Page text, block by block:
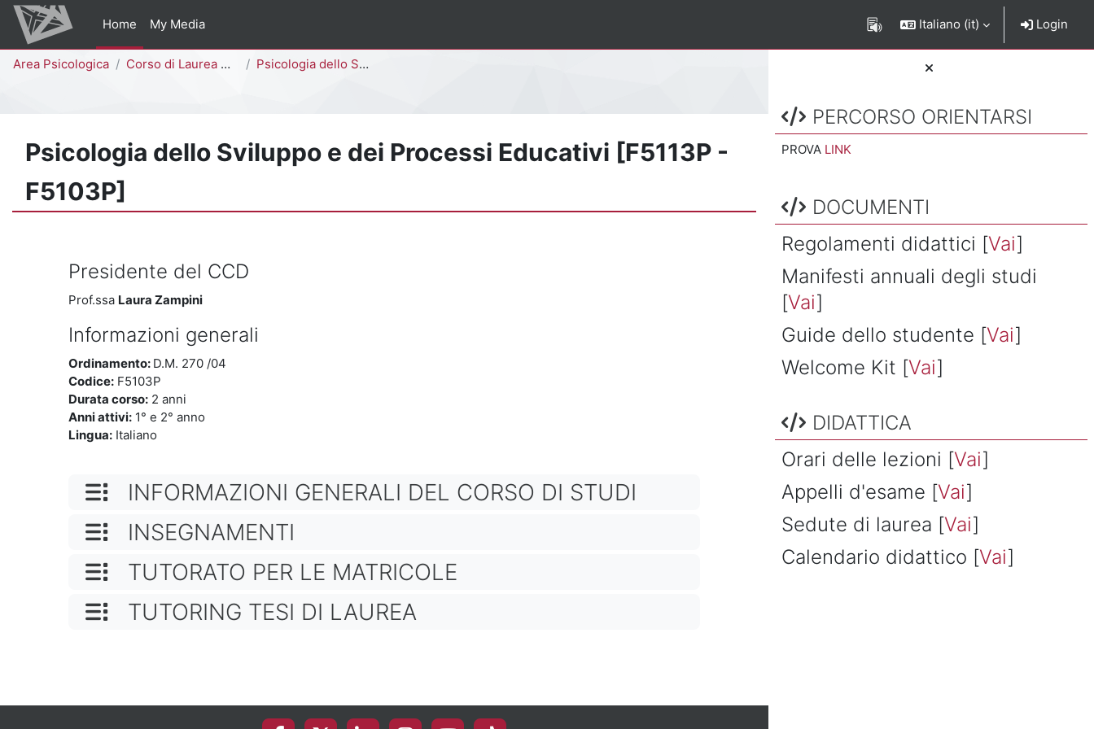
Vai al contenuto principale
Home
My Media Italiano ‎(it)‎ Login
Blocchi
Salta PERCORSO ORIENTARSI
PERCORSO ORIENTARSI
PROVA LINK
Salta DOCUMENTI
DOCUMENTI
Regolamenti didattici [Vai]
Manifesti annuali degli studi
[Vai]
Guide dello studente [Vai]
Welcome Kit [Vai]
Salta DIDATTICA
DIDATTICA
Orari delle lezioni [Vai]
Appelli d'esame [Vai]
Sedute di laurea [Vai]
Calendario didattico [Vai]
Percorso della pagina
Area Psicologica Corso di Laurea Magistrale Psicologia dello Sviluppo e dei Processi Educativi [F5113P - F5103P]
Psicologia dello Sviluppo e dei Processi Educativi [F5113P -
F5103P]
Presidente del CCD
Prof.ssa Laura Zampini
Informazioni generali
Ordinamento: D.M. 270 /04
Codice: F5103P
Durata corso: 2 anni
Anni attivi: 1° e 2° anno
Lingua: Italiano
NOME CATEGORIA
INFORMAZIONI GENERALI DEL CORSO DI STUDI
NOME CATEGORIA
INSEGNAMENTI
NOME CATEGORIA
TUTORATO PER LE MATRICOLE
NOME CATEGORIA
TUTORING TESI DI LAUREA